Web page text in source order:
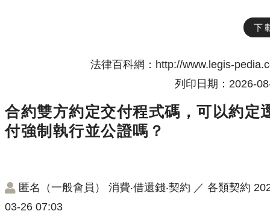
下
法律百科網：http://www.legis-
列印日期：2026-
合約雙方約定交付程式碼，可以約定
付強制執行並公證嗎？
匿名（一般會員） 消費‧借還錢‧契約 ／ 各類契約
03-26 07:03